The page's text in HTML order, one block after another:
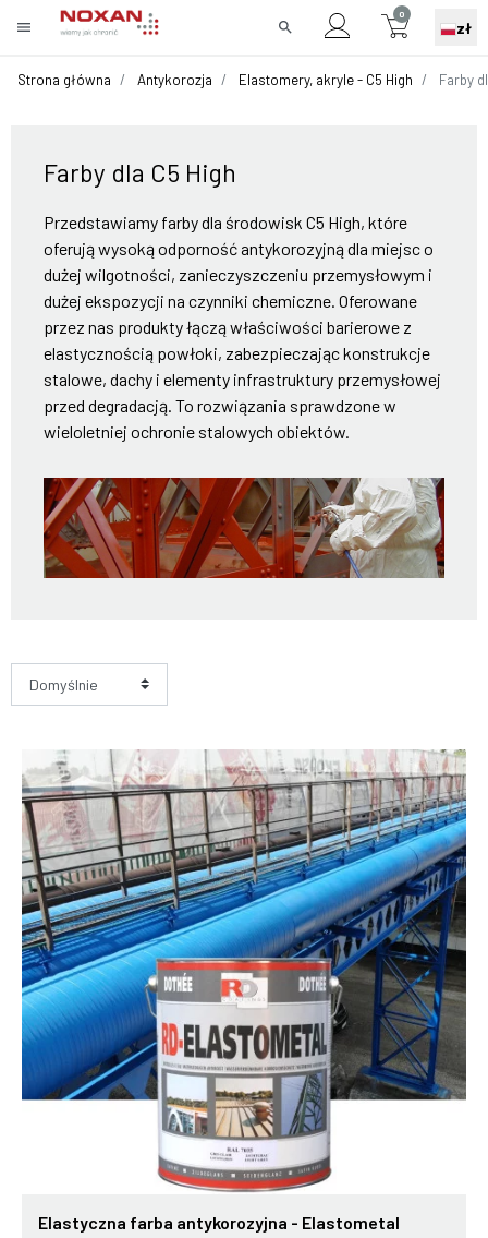
menu search
0
zł
Strona główna Antykorozja Elastomery, akryle - C5 High Farby
Farby dla C5 High
Przedstawiamy farby dla środowisk C5 High, które
oferują wysoką odporność antykorozyjną dla miejsc o
dużej wilgotności, zanieczyszczeniu przemysłowym i
dużej ekspozycji na czynniki chemiczne. Oferowane
przez nas produkty łączą właściwości barierowe z
elastycznością powłoki, zabezpieczając konstrukcje
stalowe, dachy i elementy infrastruktury przemysłowej
przed degradacją. To rozwiązania sprawdzone w
wieloletniej ochronie stalowych obiektów.
Elastyczna farba antykorozyjna - Elastometal